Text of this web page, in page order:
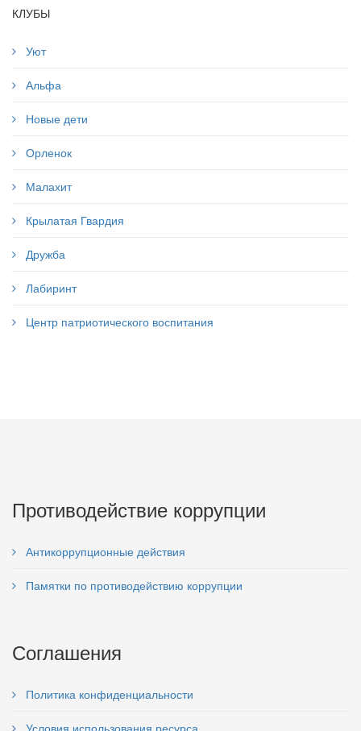
КЛУБЫ
Уют
Альфа
Новые дети
Орленок
Малахит
Крылатая Гвардия
Дружба
Лабиринт
Центр патриотического воспитания
Противодействие коррупции
Антикоррупционные действия
Памятки по противодействию коррупции
Соглашения
Политика конфиденциальности
Условия использования ресурса